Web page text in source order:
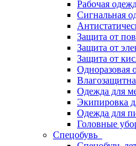
Рабочая
Сигнальная
Защита от
Защита от
Защита от
Одноразовая
Одежда для
Экипировка
Одежда для
Головные
Спецобувь